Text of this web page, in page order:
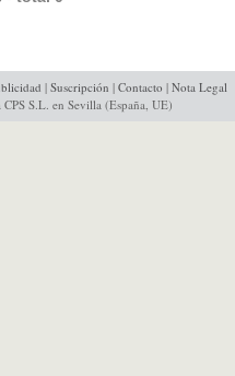
| Suscripción | Contacto | Nota Legal
S.L. en Sevilla (España, UE)